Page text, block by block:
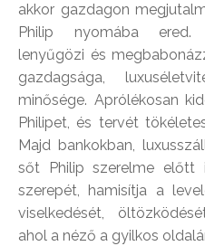
akkor gazdagon
Philip nyomába ered.
lenyűgözi és
gazdagsága,
minősége. Aprólékosan
Philipet, és tervét
Majd bankokban,
sőt Philip szerelme előtt
szerepét, hamisítja a
viselkedését,
ahol a néző a gyilkos